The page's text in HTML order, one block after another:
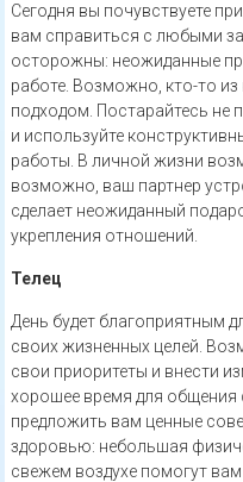
Сегодня вы почувствуете
вам справиться с любыми
осторожны: неожиданные
работе. Возможно, кто-то
подходом. Постарайтесь не
и используйте
работы. В личной жизни
возможно, ваш партнер
сделает неожиданный
укрепления отношений.
Телец
День будет благоприятным
своих жизненных целей.
свои приоритеты и внести
хорошее время для общения
предложить вам ценные
здоровью: небольшая
свежем воздухе помогут